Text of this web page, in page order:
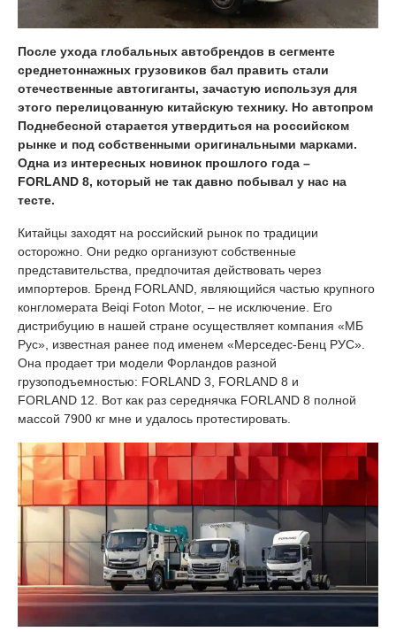
После ухода глобальных автобрендов в сегменте
среднетоннажных грузовиков бал править стали
отечественные автогиганты, зачастую используя для
этого перелицованную китайскую технику. Но автопром
Поднебесной старается утвердиться на российском
рынке и под собственными оригинальными марками.
Одна из интересных новинок прошлого года –
FORLAND 8, который не так давно побывал у нас на
тесте.
Китайцы заходят на российский рынок по традиции
осторожно. Они редко организуют собственные
представительства, предпочитая действовать через
импортеров. Бренд FORLAND, являющийся частью крупного
конгломерата Beiqi Foton Motor, – не исключение. Его
дистрибуцию в нашей стране осуществляет компания «МБ
Рус», известная ранее под именем «Мерседес-Бенц PУC».
Она продает три модели Форландов разной
грузоподъемностью: FORLAND 3, FORLAND 8 и
FORLAND 12. Вот как раз середнячка FORLAND 8 полной
массой 7900 кг мне и удалось протестировать.